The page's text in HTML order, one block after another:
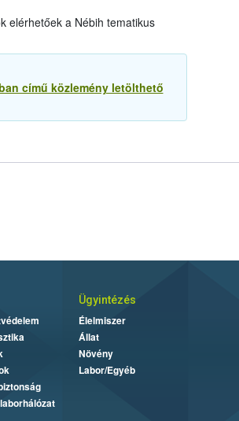
elérhetőek a Nébih tematikus
című közlemény letölthető
Ügyintézés
Élelmiszer
Állat
Növény
Labor/Egyéb